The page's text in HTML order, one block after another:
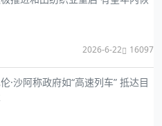
2026-6-22 16097
·沙阿称政府如“高速列车” 抵达目